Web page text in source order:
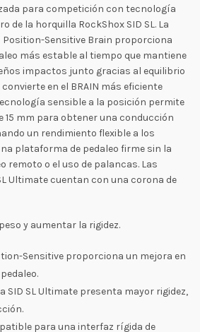
para competición con tecnología
de la horquilla RockShox SID SL. La
Sensitive Brain proporciona
más estable al tiempo que mantiene
impactos junto gracias al equilibrio
en el BRAIN más eficiente
sensible a la posición permite
15 mm para obtener una conducción
un rendimiento flexible a los
plataforma de pedaleo firme sin la
remoto o el uso de palancas. Las
Ultimate cuentan con una corona de
y aumentar la rigidez.
Sensitive proporciona un mejora en
SID SL Ultimate presenta mayor rigidez,
para una interfaz rígida de